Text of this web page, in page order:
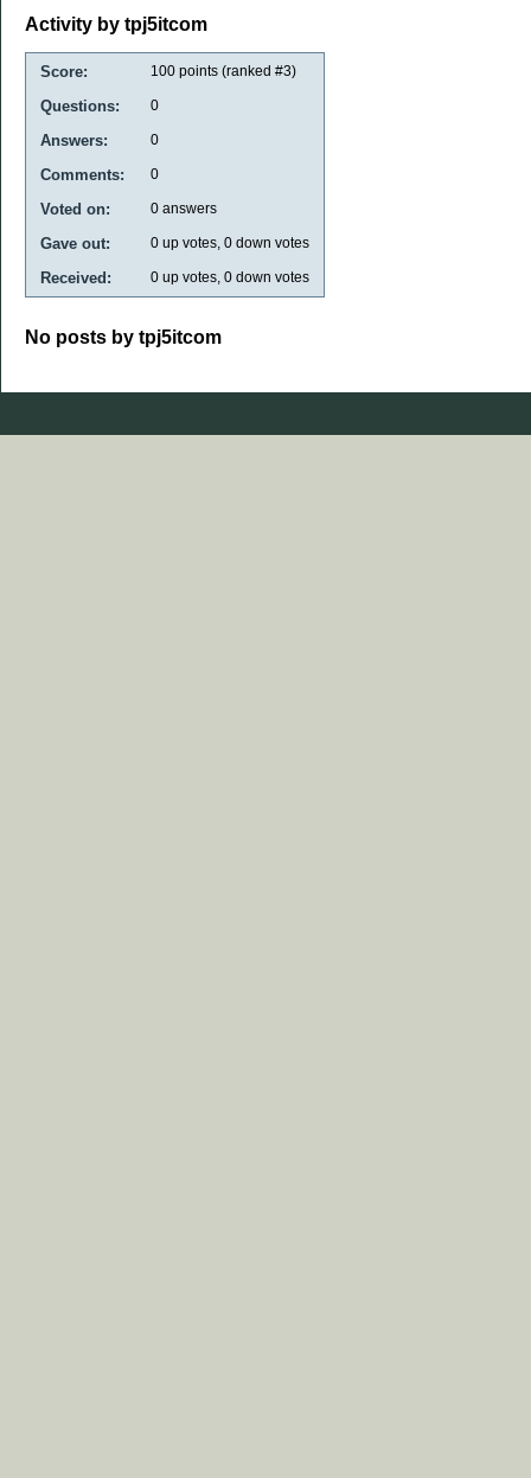
Activity by tpj5itcom
Score: 100 points (ranked #3)
Questions: 0
Answers: 0
Comments: 0
Voted on: 0 answers
Gave out: 0 up votes, 0 down votes
Received: 0 up votes, 0 down votes
No posts by tpj5itcom